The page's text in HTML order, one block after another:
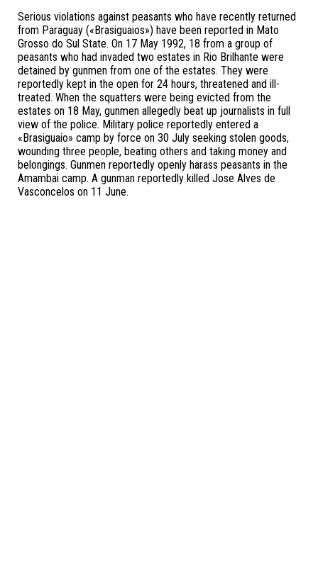
Serious violations against peasants who have recently returned
from Paraguay («Brasiguaios») have been reported in Mato
Grosso do Sul State. On 17 May 1992, 18 from a group of
peasants who had invaded two estates in Rio Brilhante were
detained by gunmen from one of the estates. They were
reportedly kept in the open for 24 hours, threatened and ill-
treated. When the squatters were being evicted from the
estates on 18 May, gunmen allegedly beat up journalists in full
view of the police. Military police reportedly entered a
«Brasiguaio» camp by force on 30 July seeking stolen goods,
wounding three people, beating others and taking money and
belongings. Gunmen reportedly openly harass peasants in the
Amambai camp. A gunman reportedly killed Jose Alves de
Vasconcelos on 11 June.